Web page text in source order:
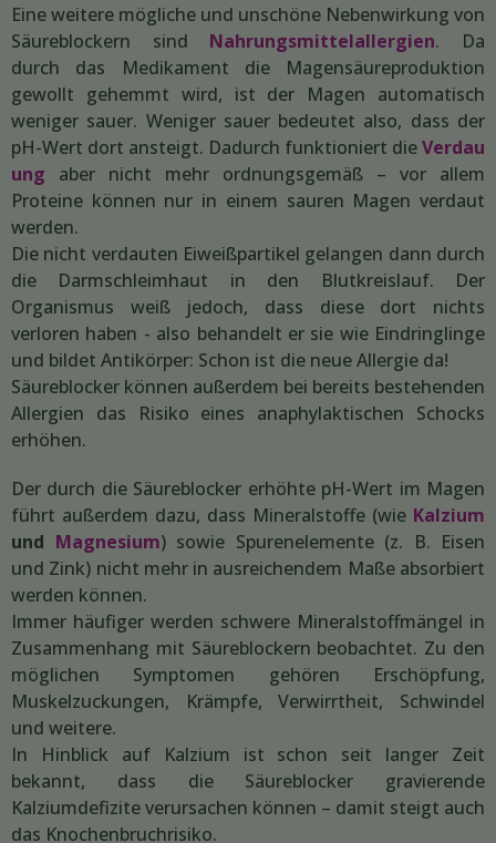
Eine weitere mögliche und unschöne Nebenwirkung von
Säureblockern sind Nahrungsmittelallergien. Da
durch das Medikament die Magensäureproduktion
gewollt gehemmt wird, ist der Magen automatisch
weniger sauer. Weniger sauer bedeutet also, dass der
pH-Wert dort ansteigt. Dadurch funktioniert dieVerdau
ung aber nicht mehr ordnungsgemäß – vor allem
Proteine können nur in einem sauren Magen verdaut
werden.
Die nicht verdauten Eiweißpartikel gelangen dann durch
die Darmschleimhaut in den Blutkreislauf. Der
Organismus weiß jedoch, dass diese dort nichts
verloren haben - also behandelt er sie wie Eindringlinge
und bildet Antikörper: Schon ist die neue Allergie da!
Säureblocker können außerdem bei bereits bestehenden
Allergien das Risiko eines anaphylaktischen Schocks
erhöhen.
Der durch die Säureblocker erhöhte pH-Wert im Magen
führt außerdem dazu, dass Mineralstoffe (wie Kalzium
und Magnesium) sowie Spurenelemente (z. B. Eisen
und Zink) nicht mehr in ausreichendem Maße absorbiert
werden können.
Immer häufiger werden schwere Mineralstoffmängel in
Zusammenhang mit Säureblockern beobachtet. Zu den
möglichen Symptomen gehören Erschöpfung,
Muskelzuckungen, Krämpfe, Verwirrtheit, Schwindel
und weitere.
In Hinblick auf Kalzium ist schon seit langer Zeit
bekannt, dass die Säureblocker gravierende
Kalziumdefizite verursachen können – damit steigt auch
das Knochenbruchrisiko.